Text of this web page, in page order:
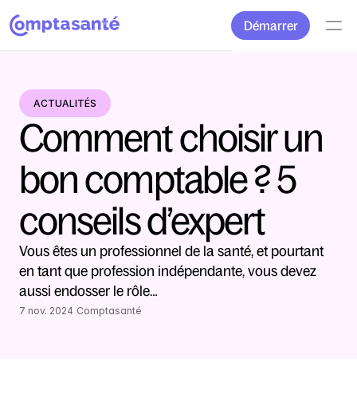
Démarrer
ACTUALITÉS
Comment choisir un
bon comptable ? 5
conseils d’expert
Vous êtes un professionnel de la santé, et pourtant
en tant que profession indépendante, vous devez
aussi endosser le rôle…
7 nov. 2024 Comptasanté